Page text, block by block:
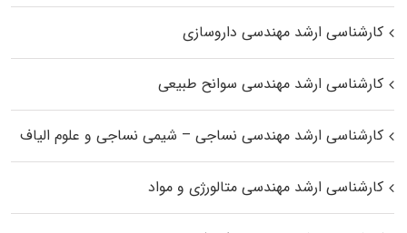
کارشناسی ارشد مهندسی داروسازی
کارشناسی ارشد مهندسی سوانح طبیعی
کارشناسی ارشد مهندسی نساجی – شیمی نساجی و علوم الیاف
کارشناسی ارشد مهندسی متالورژی و مواد